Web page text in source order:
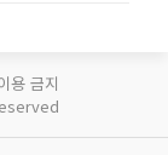
용 금지